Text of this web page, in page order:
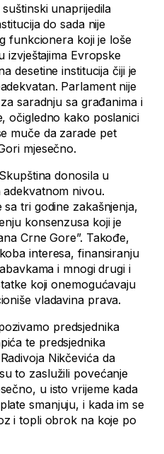
unaprijedila
do sada nije
funkcionera koji je loše
izvještajima Evropske
desetine institucija čiji je
Parlament nije
saradnju sa građanima i
očigledno kako poslanici
muče da zarade pet
mjesečno.
donosila u
nivou.
tri godine zakašnjenja,
konsenzusa koji je
Crne Gore”. Takođe,
interesa, finansiranju
i mnogi drugi i
koji onemogućavaju
vladavina prava.
predsjednika
te predsjednika
Nikčevića da
to zaslužili povećanje
u isto vrijeme kada
smanjuju, i kada im se
i topli obrok na koje po